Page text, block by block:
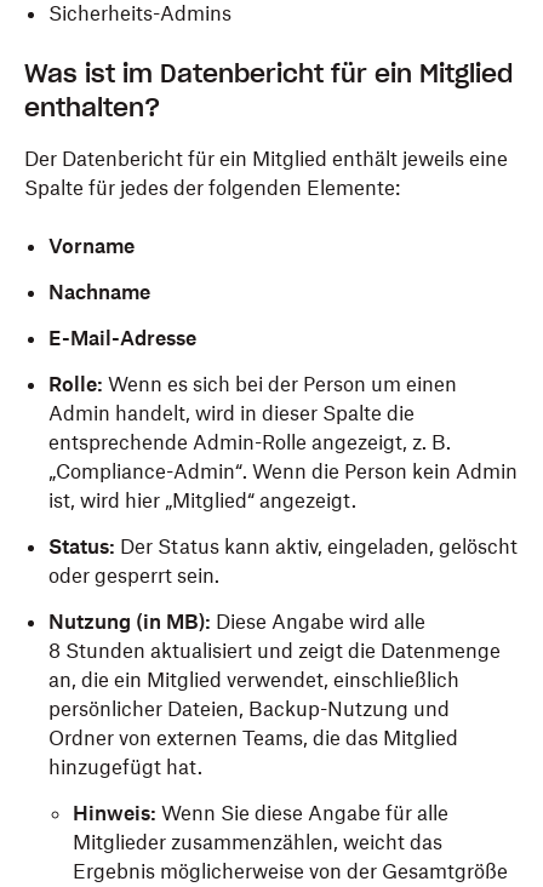
Sicherheits-Admins
Was ist im Datenbericht für ein Mitglied
enthalten?
Der Datenbericht für ein Mitglied enthält jeweils eine
Spalte für jedes der folgenden Elemente:
Vorname
Nachname
E-Mail-Adresse
Rolle: Wenn es sich bei der Person um einen
Admin handelt, wird in dieser Spalte die
entsprechende Admin-Rolle angezeigt, z. B.
„Compliance-Admin“. Wenn die Person kein Admin
ist, wird hier „Mitglied“ angezeigt.
Status: Der Status kann aktiv, eingeladen, gelöscht
oder gesperrt sein.
Nutzung (in MB): Diese Angabe wird alle
8 Stunden aktualisiert und zeigt die Datenmenge
an, die ein Mitglied verwendet, einschließlich
persönlicher Dateien, Backup-Nutzung und
Ordner von externen Teams, die das Mitglied
hinzugefügt hat.
Hinweis: Wenn Sie diese Angabe für alle
Mitglieder zusammenzählen, weicht das
Ergebnis möglicherweise von der Gesamtgröße